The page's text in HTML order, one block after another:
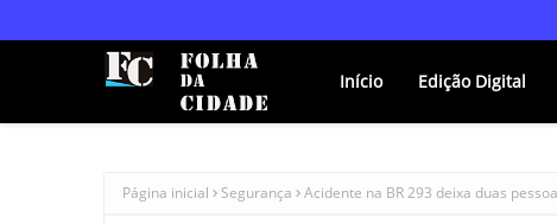
Início Edição Digital
Página inicial Segurança Acidente na BR 293 deixa duas